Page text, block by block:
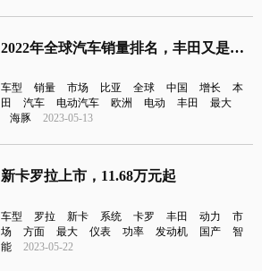
2022年全球汽车销量排名，丰田又是大赢家
车型 销量 市场 比亚 全球 中国 增长
本
田
汽车 电动汽车 欧洲 电动 丰田
最大
海豚
2023-05-13
新卡罗拉上市，11.68万元起
车型 罗拉 新卡 系统 卡罗 丰田 动力
市
场
方面 最大 仪表 功率 发动机 国产
智
能
2023-05-22